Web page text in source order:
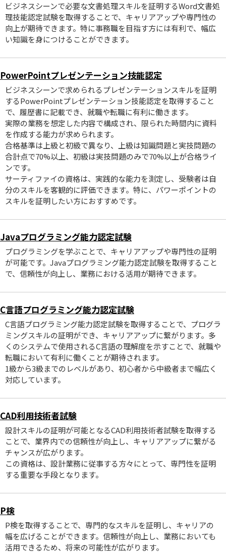
ビジネスシーンで必要な文書処理スキルを証明するWord文書処
理技能認定試験を取得することで、キャリアアップや専門性の
向上が期待できます。特に事務職を目指す方には有利で、幅広
い知識を身につけることができます。
PowerPointプレゼンテーション技能認定
ビジネスシーンで求められるプレゼンテーションスキルを証明
するPowerPointプレゼンテーション技能認定を取得すること
で、履歴書に記載でき、就職や転職に有利に働きます。
実際の業務を想定した内容で構成され、限られた時間内に資料
を作成する能力が求められます。
合格基準は上級と初級で異なり、上級は知識問題と実技問題の
合計点で70%以上、初級は実技問題のみで70%以上が合格ライ
ンです。
サーティファイの資格は、実践的な能力を測定し、受験者は自
分のスキルを客観的に評価できます。特に、パワーポイントの
スキルを証明したい方におすすめです。
Javaプログラミング能力認定試験
プログラミングを学ぶことで、キャリアアップや専門性の証明
が可能です。Javaプログラミング能力認定試験を取得すること
で、信頼性が向上し、業務における活用が期待できます。
C言語プログラミング能力認定試験
C言語プログラミング能力認定試験を取得することで、プログラ
ミングスキルの証明ができ、キャリアアップに繋がります。多
くのシステムで使用されるC言語の理解度を示すことで、就職や
転職において有利に働くことが期待されます。
1級から3級までのレベルがあり、初心者から中級者まで幅広く
対応しています。
CAD利用技術者試験
設計スキルの証明が可能となるCAD利用技術者試験を取得する
ことで、業界内での信頼性が向上し、キャリアアップに繋がる
チャンスが広がります。
この資格は、設計業務に従事する方々にとって、専門性を証明
する重要な手段となります。
P検
P検を取得することで、専門的なスキルを証明し、キャリアの
幅を広げることができます。信頼性が向上し、業務においても
活用できるため、将来の可能性が広がります。